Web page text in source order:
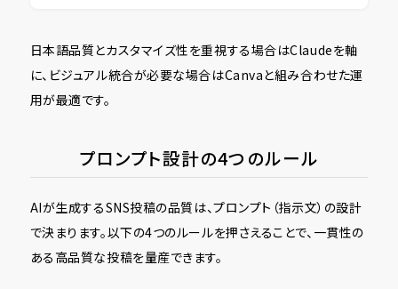
日本語品質とカスタマイズ性を重視する場合はClaudeを軸
に、ビジュアル統合が必要な場合はCanvaと組み合わせた運
用が最適です。
プロンプト設計の4つのルール
AIが生成するSNS投稿の品質は、プロンプト（指示文）の設計
で決まります。以下の4つのルールを押さえることで、一貫性の
ある高品質な投稿を量産できます。